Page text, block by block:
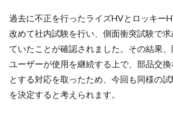
過去に不正を行ったライズHVとロッキー
改めて社内試験を行い、側面衝突試験で
ていたことが確認されました。その結果
ユーザーが使用を継続する上で、部品交
とする対応を取ったため、今回も同様の
を決定すると考えられます​。